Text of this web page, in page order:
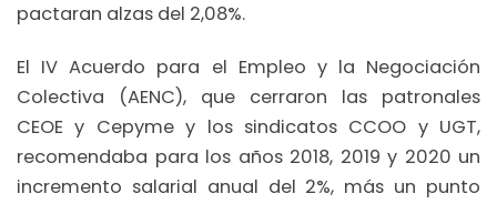
pactaran alzas del 2,08%.
El IV Acuerdo para el Empleo y la Negociación
Colectiva (AENC), que cerraron las patronales
CEOE y Cepyme y los sindicatos CCOO y UGT,
recomendaba para los años 2018, 2019 y 2020 un
incremento salarial anual del 2%, más un punto